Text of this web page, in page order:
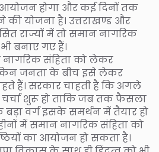
होगा और कई दिनों तक
योजना है। उत्तराखण्ड और
राज्यों में तो समान नागरिक
बनाए गए हैं।
नागरिक संहिता को लेकर
जनता के बीच इसे लेकर
हैं। सरकार चाहती है कि अगले
शुरू हो ताकि जब तक फैसला
वर्ग इसके समर्थन में तैयार हो
में समान नागरिक संहिता को
का आयोजन हो सकता है।